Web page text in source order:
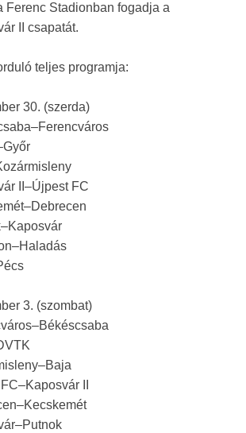
Ferenc Stadionban fogadja a
II csapatát.
teljes programja:
30. (szerda)
II–Újpest FC
3. (szombat)
II